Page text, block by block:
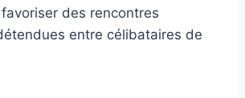
des rencontres
entre célibataires de